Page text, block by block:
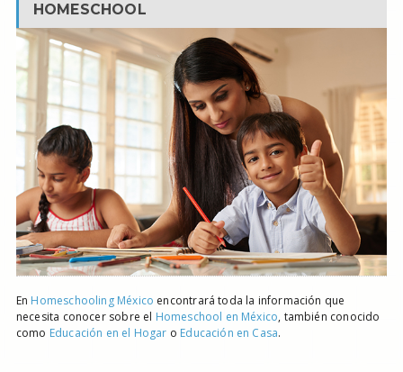
HOMESCHOOL
En Homeschooling México encontrará toda la información que
necesita conocer sobre el Homeschool en México, también conocido
como Educación en el Hogar o Educación en Casa.